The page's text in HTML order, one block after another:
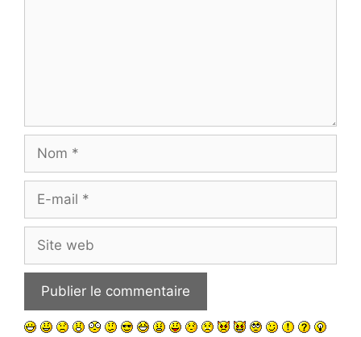
Nom
Site
web